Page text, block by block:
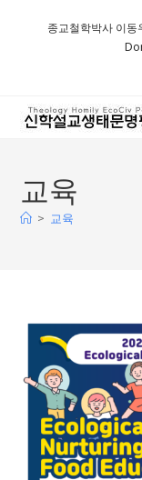
종교철학박사 이동
교육
> 교육